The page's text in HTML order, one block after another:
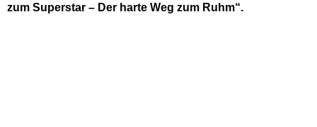
zum Superstar – Der harte Weg zum Ruhm“.